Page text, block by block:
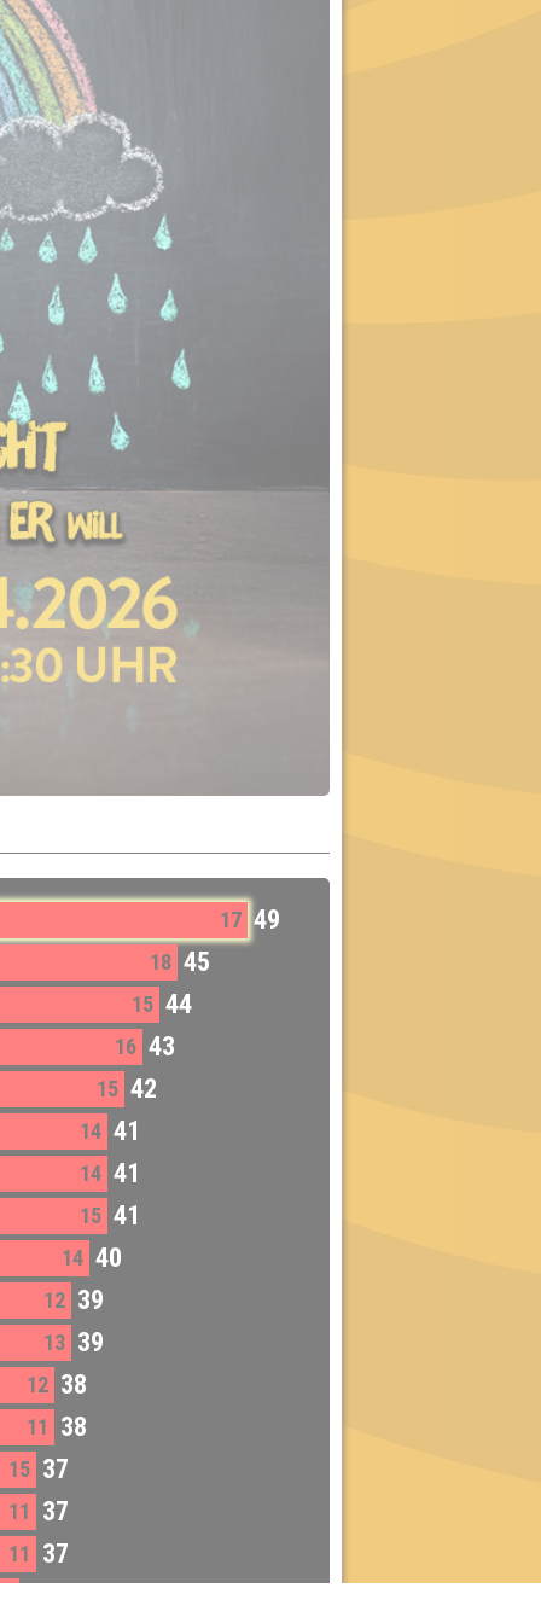
17 49
18 45
15 44
16 43
15 42
14 41
14 41
15 41
14 40
12 39
13 39
12 38
11 38
15 37
11 37
11 37